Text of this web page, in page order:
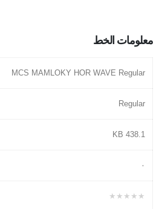
معلومات الخط
MCS MAMLOKY HOR WAVE Regular
Regular
438.1 KB
۰
★★★★★